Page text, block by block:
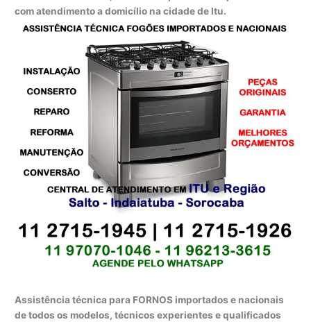
com atendimento a domicílio na cidade de Itu.
Assistência técnica para FORNOS importados e nacionais
de todos os modelos, técnicos experientes e qualificados